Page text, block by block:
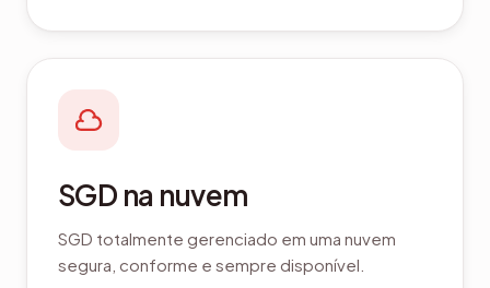
SGD na nuvem
SGD totalmente gerenciado em uma nuvem
segura, conforme e sempre disponível.